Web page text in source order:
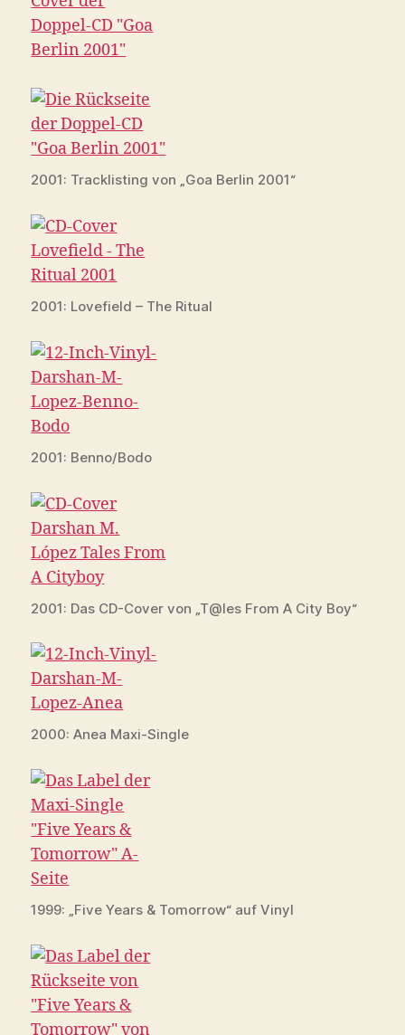
2001: Tracklisting von „Goa Berlin 2001“
2001: Lovefield – The Ritual
2001: Benno/Bodo
2001: Das CD-Cover von „T@les From A City Boy“
2000: Anea Maxi-Single
1999: „Five Years & Tomorrow“ auf Vinyl